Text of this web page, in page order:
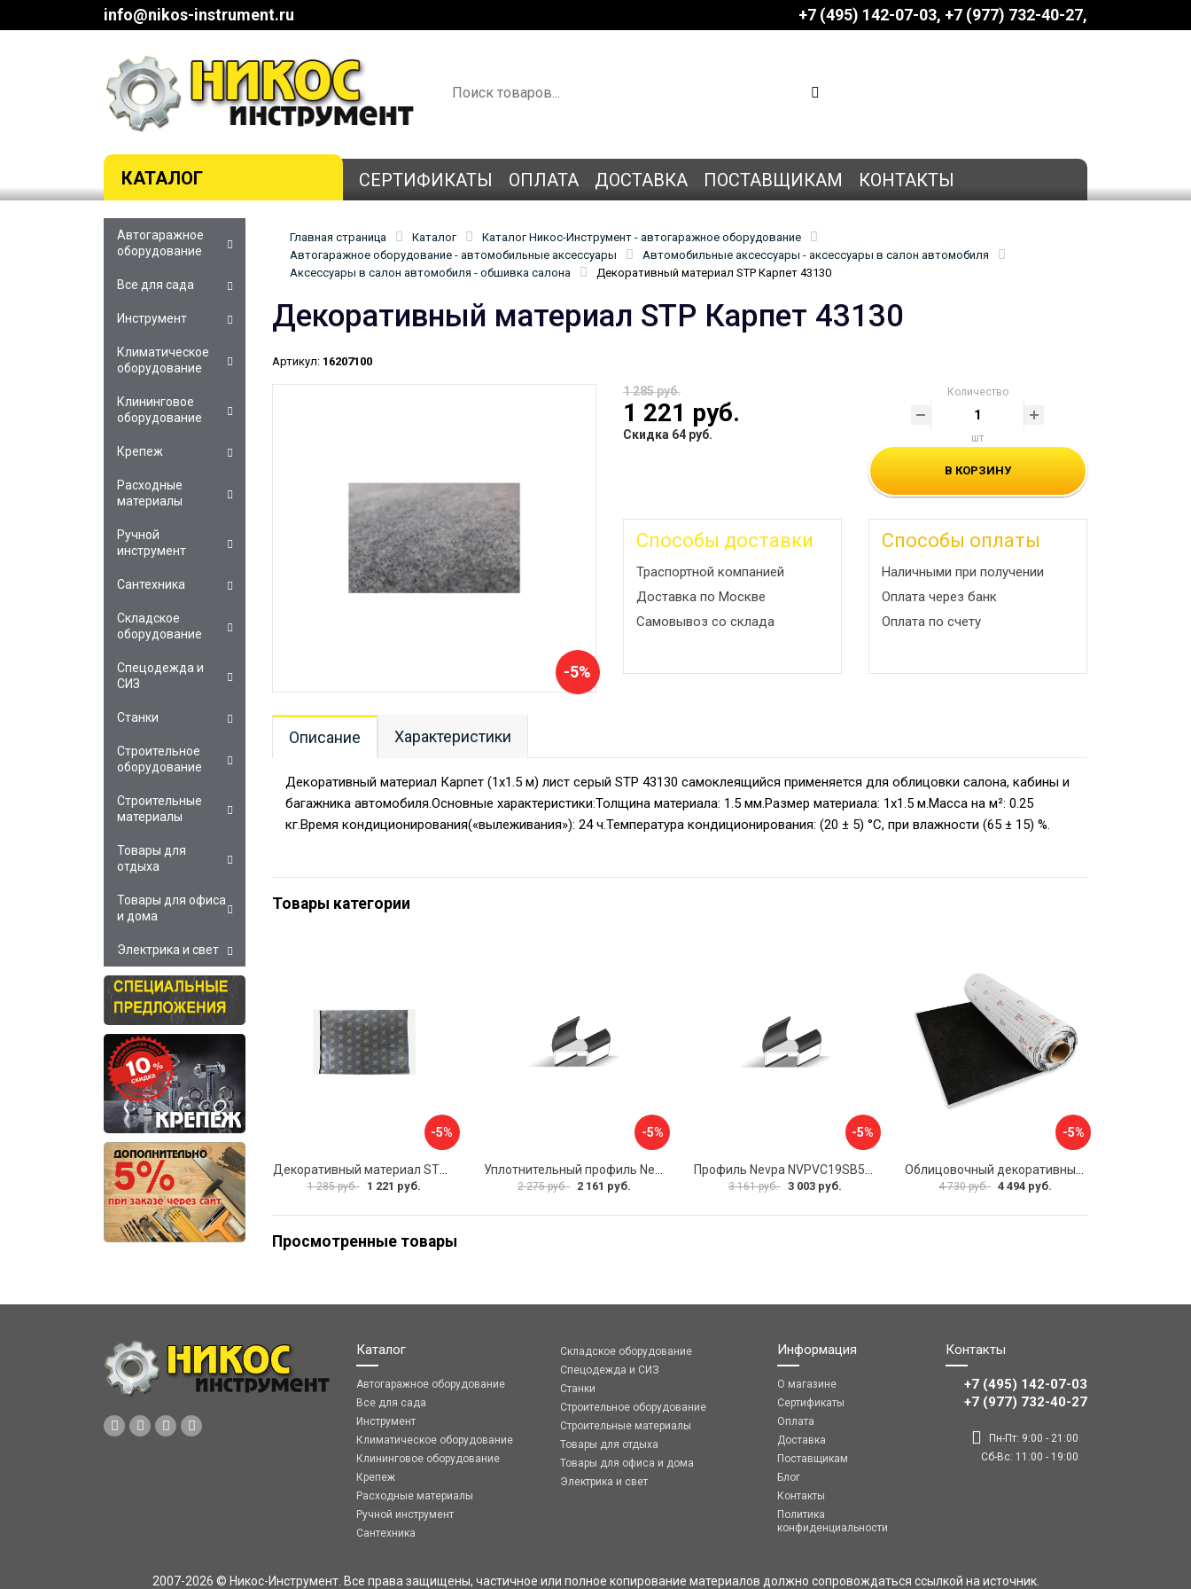
info@nikos-instrument.ru +7 (495) 142-07-03 ‎‎+7 (977) 732-40-27
КАТАЛОГ СЕРТИФИКАТЫ ОПЛАТА ДОСТАВКА ПОСТАВЩИКАМ КОНТАКТЫ
Главная страница Каталог
Каталог Никос-Инструмент - автогаражное оборудование
Автогаражное оборудование - автомобильные аксессуары
Автомобильные аксессуары - аксессуары в салон автомобиля
Аксессуары в салон автомобиля - обшивка салона
Декоративный материал STP Карпет 43130
Декоративный материал STP Карпет 43130
Артикул: 16207100
-5%
1 285 руб.
1 221 руб.
Скидка 64 руб.
Количество
шт
В КОРЗИНУ
Способы доставки
Траспортной компанией
Доставка по Москве
Самовывоз со склада
Способы оплаты
Наличными при получении
Оплата через банк
Оплата по счету
Описание Характеристики
Декоративный материал Карпет (1х1.5 м) лист серый STP 43130 самоклеящийся применяется для облицовки салона, кабины и
багажника автомобиля.Основные характеристики:Толщина материала: 1.5 мм.Размер материала: 1х1.5 м.Масса на м²: 0.25
кг.Время кондиционирования(«вылеживания»): 24 ч.Температура кондиционирования: (20 ± 5) °C, при влажности (65 ± 15) %.
Товары категории
-5%
1 285 руб. 1 221 руб.
-5%
2 275 руб. 2 161 руб.
-5%
3 161 руб. 3 003 руб.
-5%
4 730 руб. 4 494 руб.
Просмотренные товары
Автогаражное
оборудование
Все для сада
Инструмент
Климатическое
оборудование
Клининговое
оборудование
Крепеж
Расходные
материалы
Ручной
инструмент
Сантехника
Складское
оборудование
Спецодежда и
СИЗ
Станки
Строительное
оборудование
Строительные
материалы
Товары для
отдыха
Товары для офиса
и дома
Электрика и свет
Каталог
Автогаражное оборудование
Все для сада
Инструмент
Климатическое оборудование
Клининговое оборудование
Крепеж
Расходные материалы
Ручной инструмент
Сантехника
Складское оборудование
Спецодежда и СИЗ
Станки
Строительное оборудование
Строительные материалы
Товары для отдыха
Товары для офиса и дома
Электрика и свет
Информация
О магазине
Сертификаты
Оплата
Доставка
Поставщикам
Блог
Контакты
Политика
конфиденциальности
Контакты
+7 (495) 142-07-03
‎‎+7 (977) 732-40-27
Пн-Пт: 9:00 - 21:00
Сб-Вс: 11:00 - 19:00
2007-2026 © Никос-Инструмент. Все права защищены, частичное или полное копирование материалов должно сопровождаться ссылкой на источник.